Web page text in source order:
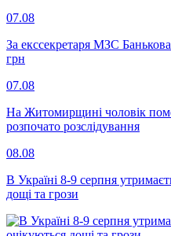
07.08
За екссекретаря МЗС
грн
07.08
На Житомирщині чоловік
розпочато розслідування
08.08
В Україні 8-9 серпня
дощі та грози